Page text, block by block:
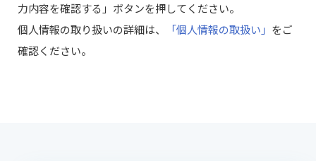
力内容を確認する」ボタンを押してください。
個人情報の取り扱いの詳細は、
「個人情報の取扱い」 をご
確認ください。